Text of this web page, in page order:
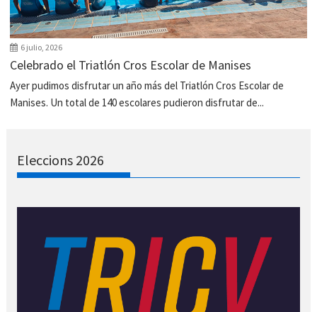
6 julio, 2026
Celebrado el Triatlón Cros Escolar de Manises
Ayer pudimos disfrutar un año más del Triatlón Cros Escolar de
Manises. Un total de 140 escolares pudieron disfrutar de...
Eleccions 2026